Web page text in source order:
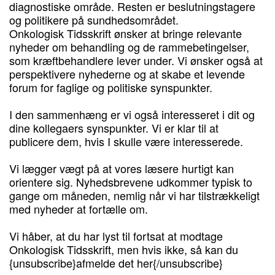
diagnostiske område. Resten er beslutningstagere
og politikere på sundhedsområdet.
Onkologisk Tidsskrift ønsker at bringe relevante
nyheder om behandling og de rammebetingelser,
som kræftbehandlere lever under. Vi ønsker også at
perspektivere nyhederne og at skabe et levende
forum for faglige og politiske synspunkter.
I den sammenhæng er vi også interesseret i dit og
dine kollegaers synspunkter. Vi er klar til at
publicere dem, hvis I skulle være interesserede.
Vi lægger vægt på at vores læsere hurtigt kan
orientere sig. Nyhedsbrevene udkommer typisk to
gange om måneden, nemlig når vi har tilstrækkeligt
med nyheder at fortælle om.
Vi håber, at du har lyst til fortsat at modtage
Onkologisk Tidsskrift, men hvis ikke, så kan du
{unsubscribe}afmelde det her{/unsubscribe}